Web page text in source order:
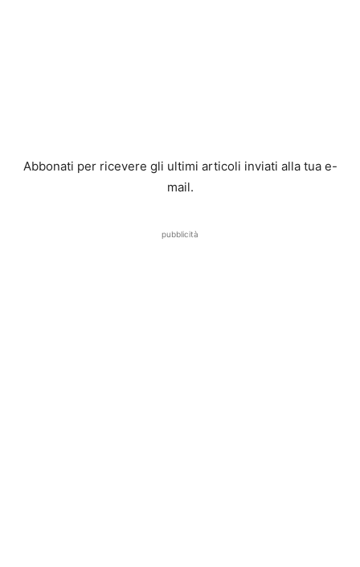
Abbonati per ricevere gli ultimi articoli inviati alla tua e-
mail.
pubblicità